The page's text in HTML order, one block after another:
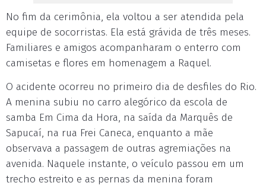
No fim da cerimônia, ela voltou a ser atendida pela
equipe de socorristas. Ela está grávida de três meses.
Familiares e amigos acompanharam o enterro com
camisetas e flores em homenagem a Raquel.
O acidente ocorreu no primeiro dia de desfiles do Rio.
A menina subiu no carro alegórico da escola de
samba Em Cima da Hora, na saída da Marquês de
Sapucaí, na rua Frei Caneca, enquanto a mãe
observava a passagem de outras agremiações na
avenida. Naquele instante, o veículo passou em um
trecho estreito e as pernas da menina foram